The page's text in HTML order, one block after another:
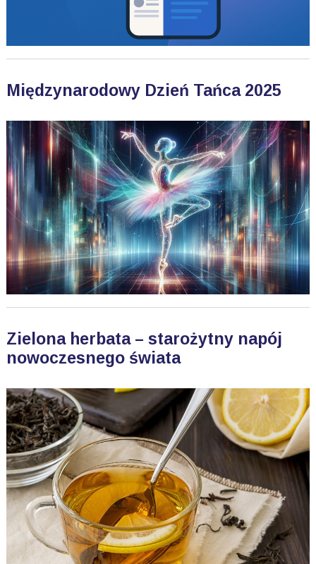
Międzynarodowy Dzień Tańca 2025
Zielona herbata – starożytny napój
nowoczesnego świata